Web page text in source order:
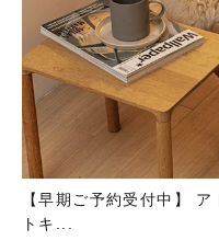
【早期ご予約受付中】
トキ...